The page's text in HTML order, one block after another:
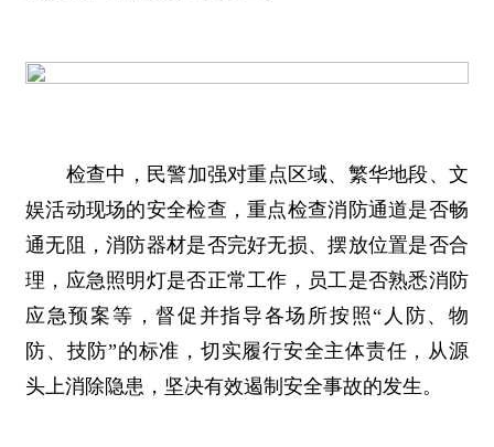
检查中，民警加强对重点区域、繁华地段、文
娱活动现场的安全检查，重点检查消防通道是否畅
通无阻，消防器材是否完好无损、摆放位置是否合
理，应急照明灯是否正常工作，员工是否熟悉消防
应急预案等，督促并指导各场所按照“人防、物
防、技防”的标准，切实履行安全主体责任，从源
头上消除隐患，坚决有效遏制安全事故的发生。